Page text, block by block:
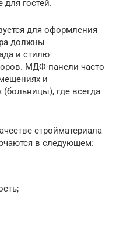
для гостей.
для оформления
должны
и стилю
МДФ-панели часто
и
(больницы), где всегда
стройматериала
в следующем: